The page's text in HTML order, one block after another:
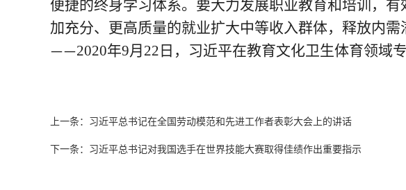
便捷的终身学习体系。要大力发展职业教育和培训，
加充分、更高质量的就业扩大中等收入群体，释放内需
——2020年9月22日，习近平在教育文化卫生体育领域
上一条： 习近平总书记在全国劳动模范和先进工作者表彰大会上的讲话
下一条： 习近平总书记对我国选手在世界技能大赛取得佳绩作出重要指示